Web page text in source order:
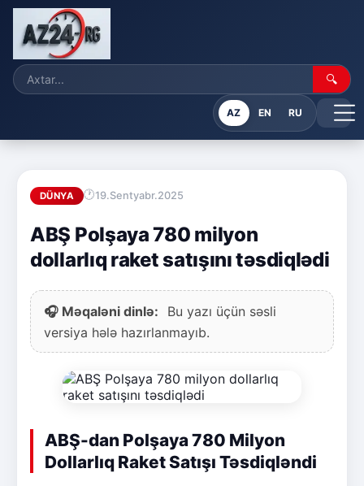
🔍
AZ EN RU
DÜNYA 19.Sentyabr.2025
ABŞ Polşaya 780 milyon
dollarlıq raket satışını təsdiqlədi
🎧 Məqaləni dinlə:
Bu yazı üçün səsli
versiya hələ hazırlanmayıb.
ABŞ-dan Polşaya 780 Milyon
Dollarlıq Raket Satışı Təsdiqləndi